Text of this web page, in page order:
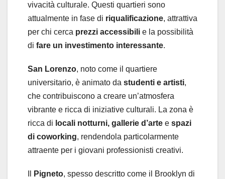
vivacità culturale. Questi quartieri sono
attualmente in fase di riqualificazione, attrattiva
per chi cerca prezzi accessibili e la possibilità
di fare un investimento interessante.
San Lorenzo, noto come il quartiere
universitario, è animato da studenti e artisti,
che contribuiscono a creare un’atmosfera
vibrante e ricca di iniziative culturali. La zona è
ricca di locali notturni, gallerie d’arte e spazi
di coworking, rendendola particolarmente
attraente per i giovani professionisti creativi.
Pigneto, spesso descritto come il Brooklyn di